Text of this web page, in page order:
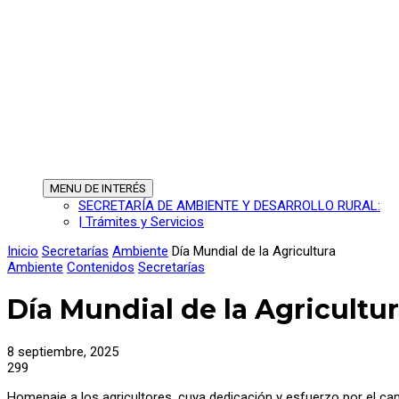
MENU DE INTERÉS
SECRETARÍA DE AMBIENTE Y DESARROLLO RURAL:
| Trámites y Servicios
Inicio Secretarías Ambiente Día Mundial de la Agricultura
Ambiente Contenidos Secretarías
Día Mundial de la
8 septiembre, 2025
299